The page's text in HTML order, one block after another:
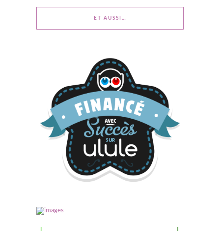
ET AUSSI…